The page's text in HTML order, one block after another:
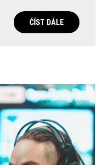
ČÍST DÁLE